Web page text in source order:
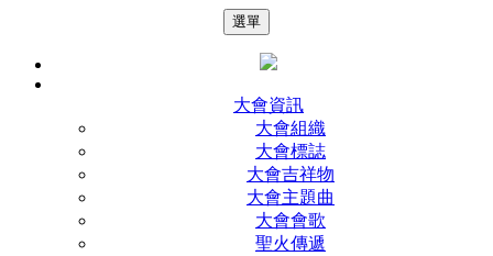
選單
大會資訊
大會組織
大會標誌
大會吉祥物
大會主題曲
大會會歌
聖火傳遞